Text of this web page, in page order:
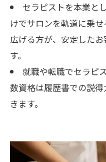
セラピストを本業と
けでサロンを軌道に乗
広げる方が、安定した
す。
就職や転職でセラピ
数資格は履歴書での説
きます。